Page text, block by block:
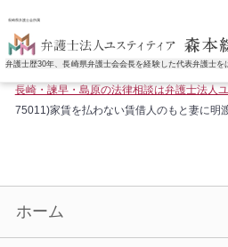
長崎県弁護士会所属
弁護士歴30年、長崎県弁護士会会長を経験した代表弁護士
長崎・諫早・島原の法律相談は弁護士法人
75011)家賃を払わない賃借人のもと妻に明
ホーム